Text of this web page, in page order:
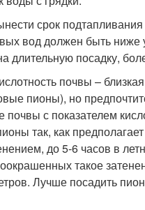
срок
вод должен быть
длительную посадку,
почвы –
пионы), но
с показателем
так, как
до 5-6 часов в
такое
Лучше посадить